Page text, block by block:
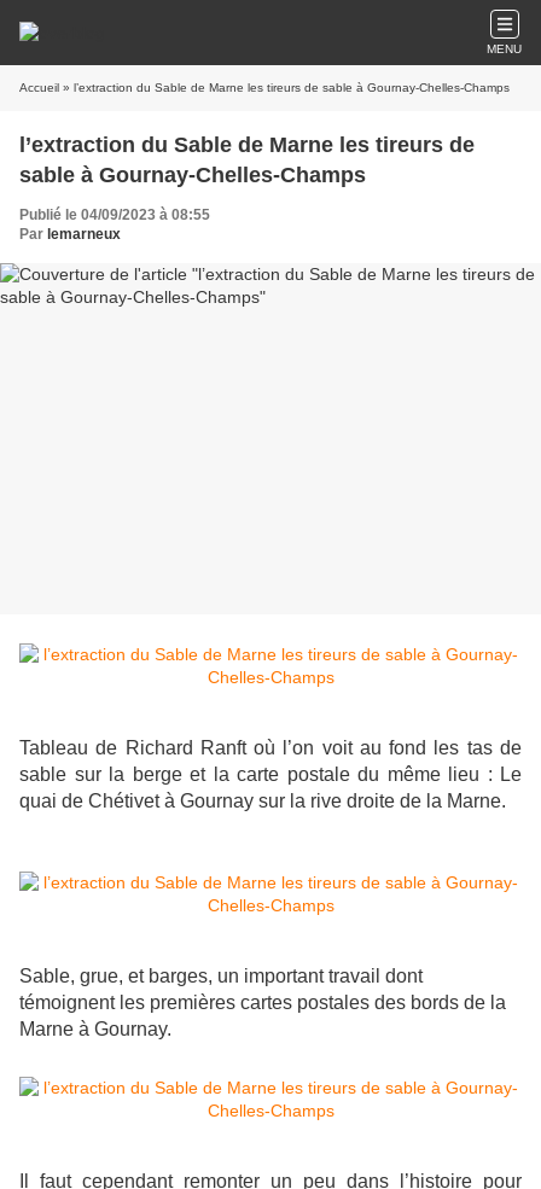
MENU
Accueil » l’extraction du Sable de Marne les tireurs de sable à Gournay-Chelles-Champs
l’extraction du Sable de Marne les tireurs de
sable à Gournay-Chelles-Champs
Publié le 04/09/2023 à 08:55
Par lemarneux
Tableau de Richard Ranft où l’on voit au fond les tas de
sable sur la berge et la carte postale du même lieu : Le
quai de Chétivet à Gournay sur la rive droite de la Marne.
Sable, grue, et barges, un important travail dont
témoignent les premières cartes postales des bords de la
Marne à Gournay.
Il faut cependant remonter un peu dans l’histoire pour